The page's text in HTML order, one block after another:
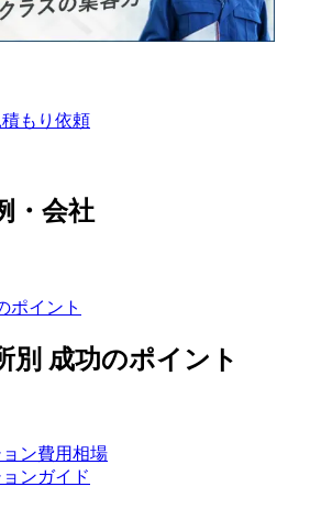
もり依頼
・会社
ポイント
別 成功のポイント
ン費用相場
ンガイド